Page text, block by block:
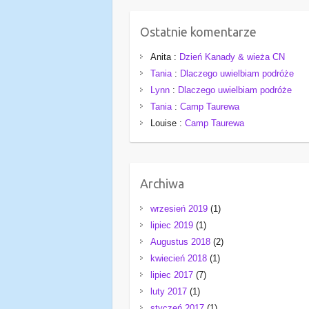
Ostatnie komentarze
Anita : Dzień Kanady & wieża CN
Tania : Dlaczego uwielbiam podróże
Lynn : Dlaczego uwielbiam podróże
Tania :Camp Taurewa
Louise :Camp Taurewa
Archiwa
wrzesień 2019 (1)
lipiec 2019 (1)
Augustus 2018 (2)
kwiecień 2018 (1)
lipiec 2017 (7)
luty 2017 (1)